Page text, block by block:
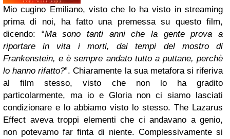
Mio cugino Emiliano, visto che lo ha visto in streaming
prima di noi, ha fatto una premessa su questo film,
dicendo: “Ma sono tanti anni che la gente prova a
riportare in vita i morti, dai tempi del mostro di
Frankenstein, e è sempre andato tutto a puttane, perchè
lo hanno rifatto?”. Chiaramente la sua metafora si riferiva
al film stesso, visto che non lo ha gradito
particolarmente, ma io e Gloria non ci siamo lasciati
condizionare e lo abbiamo visto lo stesso. The Lazarus
Effect aveva troppi elementi che ci andavano a genio,
non potevamo far finta di niente. Complessivamente si